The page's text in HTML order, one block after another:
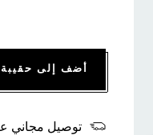
أضف إلى
توصيل مجاني عند